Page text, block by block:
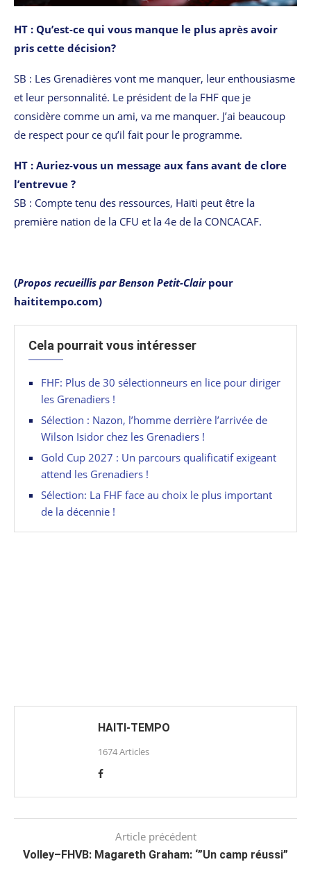
HT : Qu’est-ce qui vous manque le plus après avoir
pris cette décision?
SB : Les Grenadières vont me manquer, leur enthousiasme
et leur personnalité. Le président de la FHF que je
considère comme un ami, va me manquer. J’ai beaucoup
de respect pour ce qu’il fait pour le programme.
HT : Auriez-vous un message aux fans avant de clore
l’entrevue ?
SB : Compte tenu des ressources, Haïti peut être la
première nation de la CFU et la 4e de la CONCACAF.
(Propos recueillis par Benson Petit-Clairpour
haititempo.com)
Cela pourrait vous intéresser
FHF: Plus de 30 sélectionneurs en lice pour diriger
les Grenadiers !
Sélection : Nazon, l’homme derrière l’arrivée de
Wilson Isidor chez les Grenadiers !
Gold Cup 2027 : Un parcours qualificatif exigeant
attend les Grenadiers !
Sélection: La FHF face au choix le plus important
de la décennie !
HAITI-TEMPO
1674 Articles
Article précédent
Volley–FHVB: Magareth Graham: ‘”Un camp réussi”